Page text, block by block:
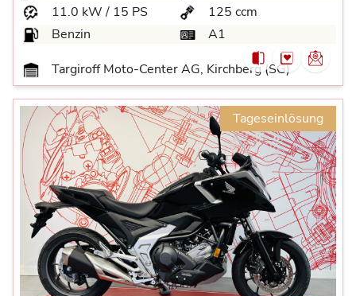
11.0 kW / 15 PS
125 ccm
Benzin
A1
Targiroff Moto-Center AG, Kirchberg (SG)
Tageseinlösung